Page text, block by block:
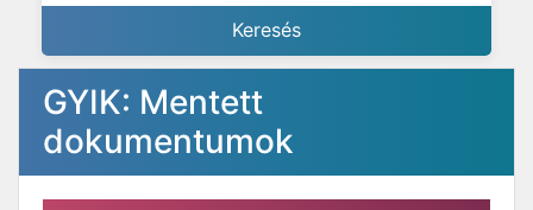
GYIK: Mentett
dokumentumok